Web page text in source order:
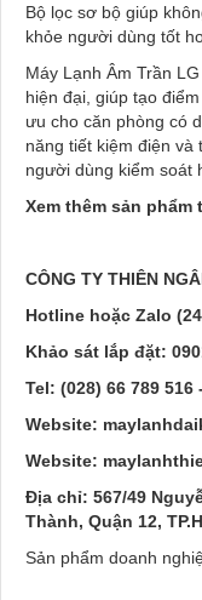
Bộ lọc sơ bộ giúp
khỏe người dùng tốt
Máy Lạnh Âm Trần
hiện đại, giúp tạo
ưu cho căn phòng có
năng tiết kiệm điện và
người dùng kiểm soát
Xem thêm sản phẩm
CÔNG TY THIÊN
Hotline hoặc Zalo
Khảo sát lắp đặt:
Tel: (028) 66 789 516
Website:
Website:
Địa chỉ: 567/49
Thành, Quận 12,
Sản phẩm doanh